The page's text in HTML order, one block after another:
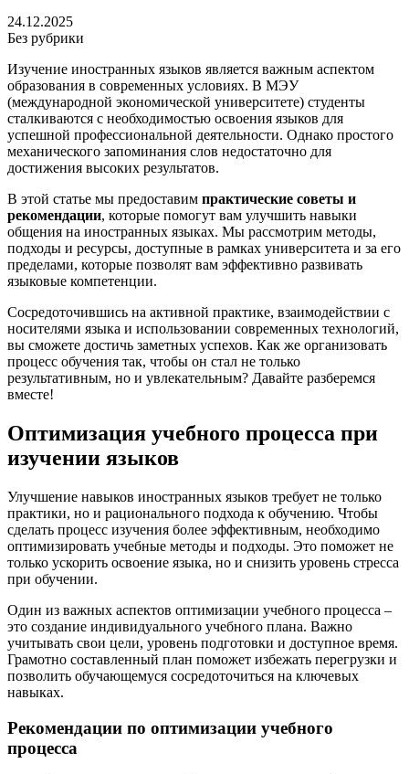
24.12.2025
Без рубрики
Изучение иностранных языков является важным аспектом
образования в современных условиях. В МЭУ
(международной экономической университете) студенты
сталкиваются с необходимостью освоения языков для
успешной профессиональной деятельности. Однако простого
механического запоминания слов недостаточно для
достижения высоких результатов.
В этой статье мы предоставим практические советы и
рекомендации, которые помогут вам улучшить навыки
общения на иностранных языках. Мы рассмотрим методы,
подходы и ресурсы, доступные в рамках университета и за его
пределами, которые позволят вам эффективно развивать
языковые компетенции.
Сосредоточившись на активной практике, взаимодействии с
носителями языка и использовании современных технологий,
вы сможете достичь заметных успехов. Как же организовать
процесс обучения так, чтобы он стал не только
результативным, но и увлекательным? Давайте разберемся
вместе!
Оптимизация учебного процесса при
изучении языков
Улучшение навыков иностранных языков требует не только
практики, но и рационального подхода к обучению. Чтобы
сделать процесс изучения более эффективным, необходимо
оптимизировать учебные методы и подходы. Это поможет не
только ускорить освоение языка, но и снизить уровень стресса
при обучении.
Один из важных аспектов оптимизации учебного процесса –
это создание индивидуального учебного плана. Важно
учитывать свои цели, уровень подготовки и доступное время.
Грамотно составленный план поможет избежать перегрузки и
позволить обучающемуся сосредоточиться на ключевых
навыках.
Рекомендации по оптимизации учебного
процесса